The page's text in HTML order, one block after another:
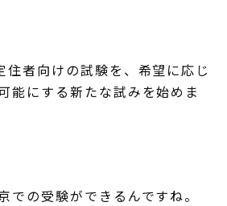
者向けの試験を、希望に応じ
能にする新たな試みを始めま
の受験ができるんですね。